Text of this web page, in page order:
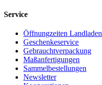
Service
Öffnungzeiten Landladen
Geschenkeservice
Gebrauchtverpackung
Maßanfertigungen
Sammelbestellungen
Newsletter